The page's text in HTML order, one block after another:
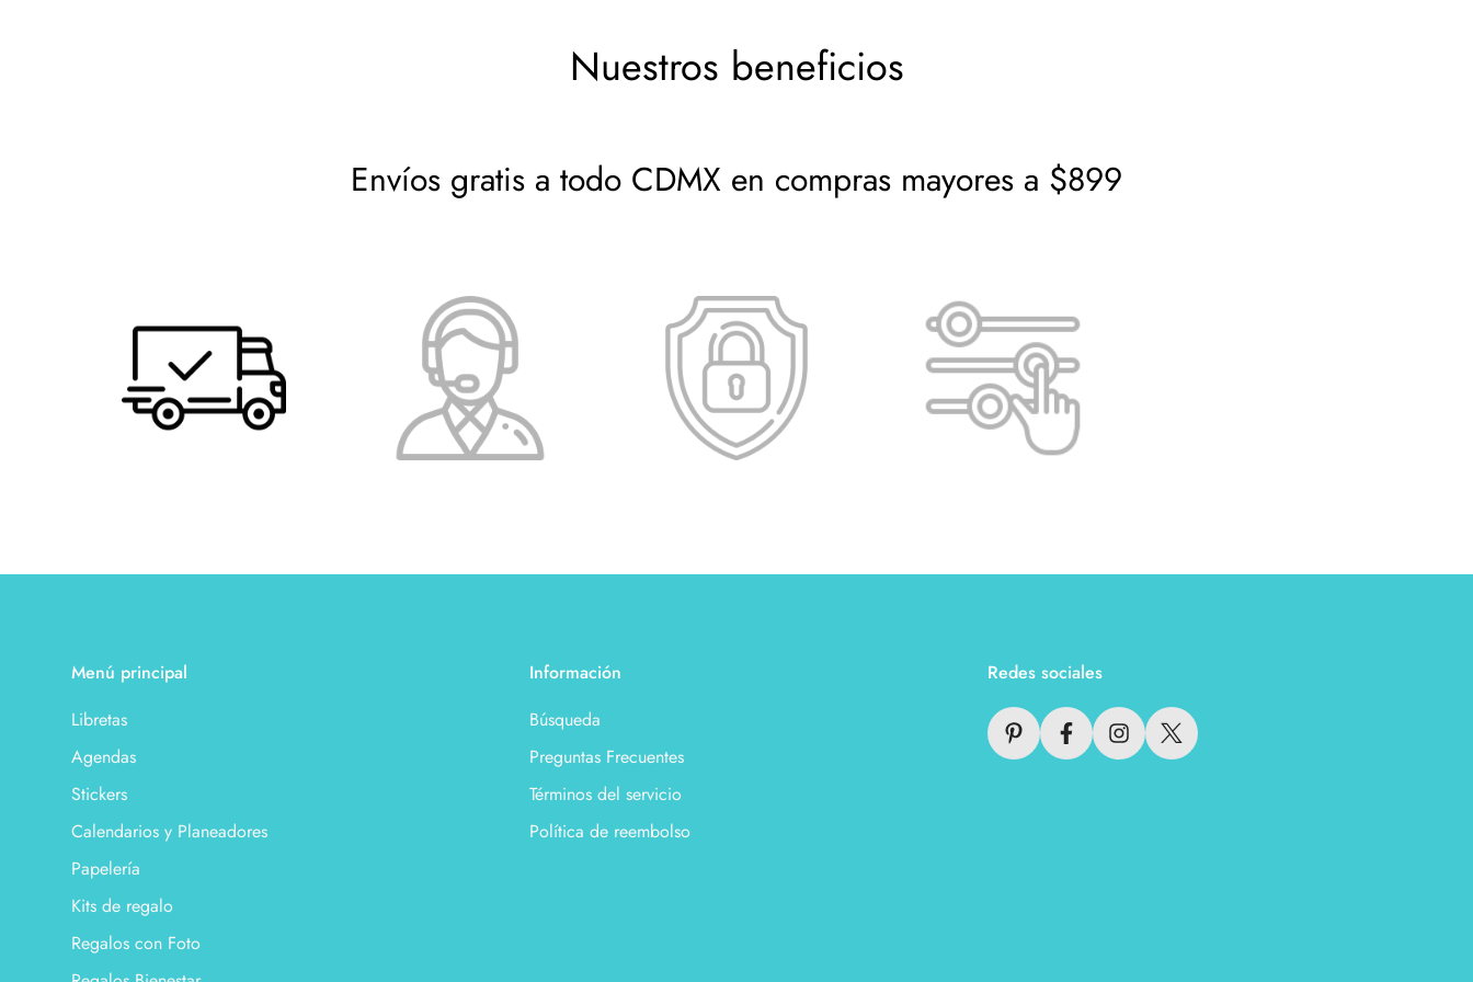
Nuestros beneficios
Envíos gratis a todo CDMX en compras mayores a $899
Menú principal
Libretas
Agendas
Stickers
Calendarios y Planeadores
Papelería
Kits de regalo
Regalos con Foto
Información
Búsqueda
Preguntas Frecuentes
Términos del servicio
Política de reembolso
Redes sociales